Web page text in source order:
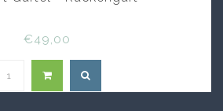
€49,00